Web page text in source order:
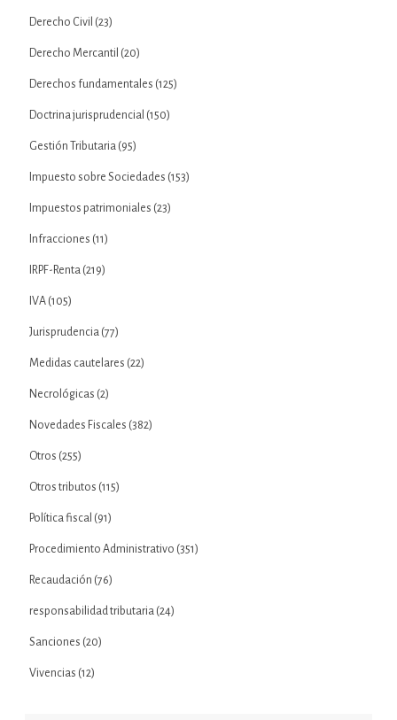
Derecho Civil (23)
Derecho Mercantil (20)
Derechos fundamentales (125)
Doctrina jurisprudencial (150)
Gestión Tributaria (95)
Impuesto sobre Sociedades (153)
Impuestos patrimoniales (23)
Infracciones (11)
IRPF-Renta (219)
IVA (105)
Jurisprudencia (77)
Medidas cautelares (22)
Necrológicas (2)
Novedades Fiscales (382)
Otros (255)
Otros tributos (115)
Política fiscal (91)
Procedimiento Administrativo (351)
Recaudación (76)
responsabilidad tributaria (24)
Sanciones (20)
Vivencias (12)